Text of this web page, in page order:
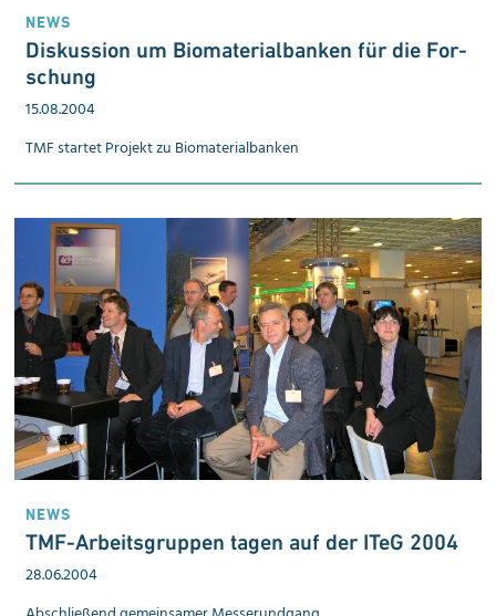
NEWS
Diskussion um Bio­ma­te­ri­al­ban­ken für die For­
schung
15.08.2004
TMF startet Projekt zu Biomaterialbanken
NEWS
TMF-Arbeitsgrup­pen ta­gen auf der ITeG 2004
28.06.2004